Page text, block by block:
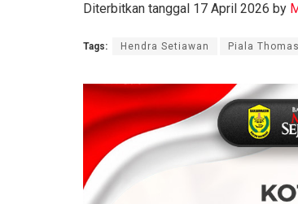
Diterbitkan tanggal 17 April 2026 by
Tags: Hendra Setiawan Piala